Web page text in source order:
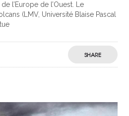
l’Europe de l’Ouest. Le
(LMV, Université Blaise Pascal
SHARE